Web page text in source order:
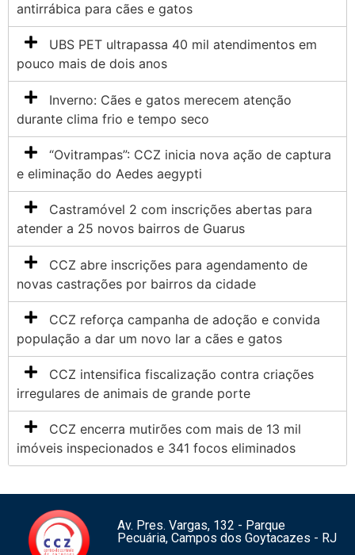
antirrábica para cães e gatos
UBS PET ultrapassa 40 mil atendimentos em
pouco mais de dois anos
Inverno: Cães e gatos merecem atenção
durante clima frio e tempo seco
“Ovitrampas”: CCZ inicia nova ação de captura
e eliminação do Aedes aegypti
Castramóvel 2 com inscrições abertas para
atender a 25 novos bairros de Guarus
CCZ abre inscrições para agendamento de
novas castrações por bairros da cidade
CCZ reforça campanha de adoção e convida
população a dar um novo lar a cães e gatos
CCZ intensifica fiscalização contra criações
irregulares de animais de grande porte
CCZ encerra mutirões com mais de 13 mil
imóveis inspecionados e 341 focos eliminados
Av. Pres. Vargas, 132 - Parque
Pecuária, Campos dos Goytacazes - RJ